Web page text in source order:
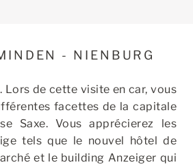
- NIENBURG
Lors de cette visite en car, vous
facettes de la capitale
Saxe. Vous apprécierez les
tels que le nouvel hôtel de
et le building Anzeiger qui